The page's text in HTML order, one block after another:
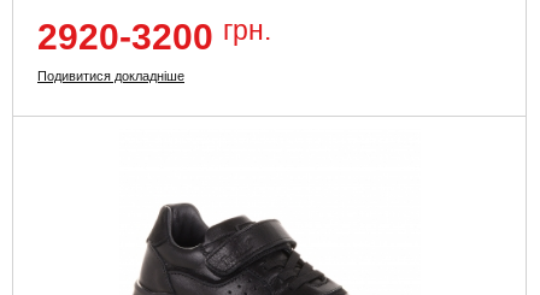
2920-3200 грн.
Подивитися докладніше